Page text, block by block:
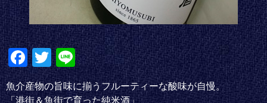
Fa
ce
bo
T
wi
tte
Li
ne
魚介産物の旨味に揃うフルーティーな酸味が自慢。
「港街＆魚街で育った純米酒」